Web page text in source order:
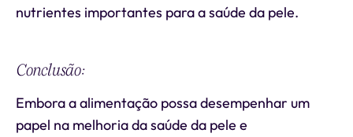
nutrientes importantes para a saúde da pele.
Conclusão:
Embora a alimentação possa desempenhar um
papel na melhoria da saúde da pele e